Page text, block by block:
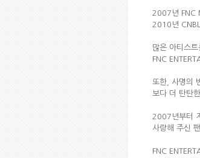
2007년 FNC
2010년
많은 아티스
FNC
또한, 사명의
보다 더 탄탄
2007년부터
사랑해 주신
FNC